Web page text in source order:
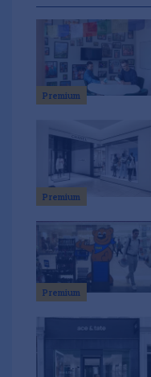
Premium
Premium
Premium